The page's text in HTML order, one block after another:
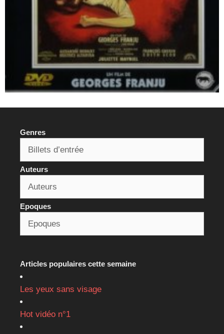
Genres
Auteurs
Epoques
Articles populaires cette semaine
Les yeux sans visage
Hot vidéo n°1